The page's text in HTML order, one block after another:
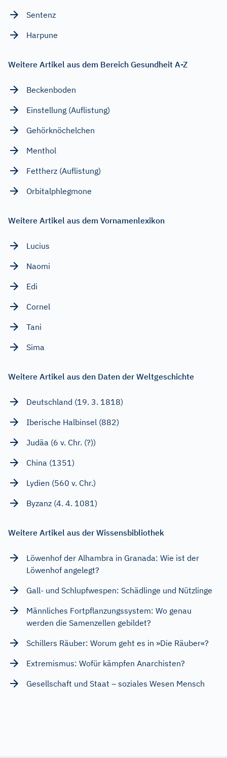
Sentenz
Harpune
Weitere Artikel aus dem Bereich Gesundheit A-Z
Beckenboden
Einstellung (Auflistung)
Gehörknöchelchen
Menthol
Fettherz (Auflistung)
Orbitalphlegmone
Weitere Artikel aus dem Vornamenlexikon
Lucius
Naomi
Edi
Cornel
Tani
Sima
Weitere Artikel aus den Daten der Weltgeschichte
Deutschland (19. 3. 1818)
Iberische Halbinsel (882)
Judäa (6 v. Chr. (?))
China (1351)
Lydien (560 v. Chr.)
Byzanz (4. 4. 1081)
Weitere Artikel aus der Wissensbibliothek
Löwenhof der Alhambra in Granada: Wie ist der
Löwenhof angelegt?
Gall- und Schlupfwespen: Schädlinge und Nützlinge
Männliches Fortpflanzungssystem: Wo genau
werden die Samenzellen gebildet?
Schillers Räuber: Worum geht es in »Die Räuber«?
Extremismus: Wofür kämpfen Anarchisten?
Gesellschaft und Staat – soziales Wesen Mensch